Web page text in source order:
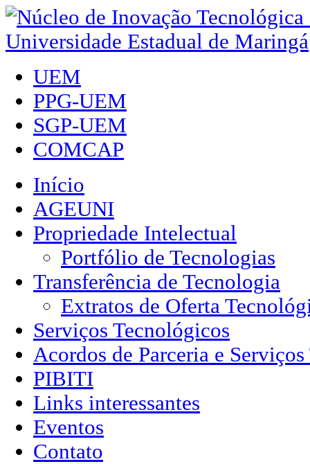
UEM
PPG-UEM
SGP-UEM
COMCAP
Início
AGEUNI
Propriedade Intelectual
Portfólio de Tecnologias
Transferência de Tecnologia
Extratos de Oferta
Serviços Tecnológicos
Acordos de Parceria e
PIBITI
Links interessantes
Eventos
Contato